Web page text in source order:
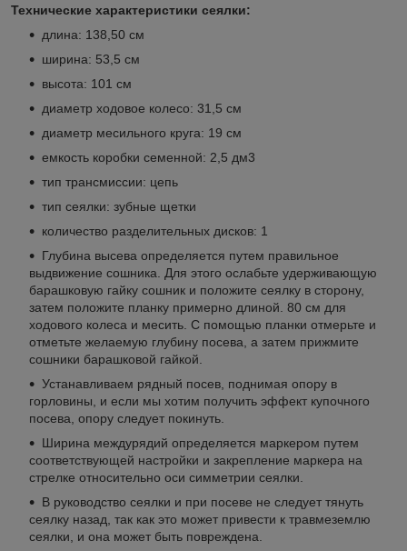
Технические характеристики сеялки:
длина: 138,50 см
ширина: 53,5 см
высота: 101 см
диаметр ходовое колесо: 31,5 см
диаметр месильного круга: 19 см
емкость коробки семенной: 2,5 дм3
тип трансмиссии: цепь
тип сеялки: зубные щетки
количество разделительных дисков: 1
Глубина высева определяется путем правильное
выдвижение сошника. Для этого ослабьте удерживающую
барашковую гайку сошник и положите сеялку в сторону,
затем положите планку примерно длиной. 80 см для
ходового колеса и месить. С помощью планки отмерьте и
отметьте желаемую глубину посева, а затем прижмите
сошники барашковой гайкой.
Устанавливаем рядный посев, поднимая опору в
горловины, и если мы хотим получить эффект купочного
посева, опору следует покинуть.
Ширина междурядий определяется маркером путем
соответствующей настройки и закрепление маркера на
стрелке относительно оси симметрии сеялки.
В руководство сеялки и при посеве не следует тянуть
сеялку назад, так как это может привести к травмеземлю
сеялки, и она может быть повреждена.